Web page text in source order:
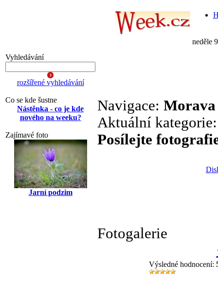
neděle
Vyhledávání
rozšířené vyhledávání
Co se kde šustne
Nástěnka - co je kde
nového na weeku?
Zajímavé foto
Jarní podzim
Navigace: Morava
Aktuální
Posílejte
Fotogalerie
Výsledné hodnocení: